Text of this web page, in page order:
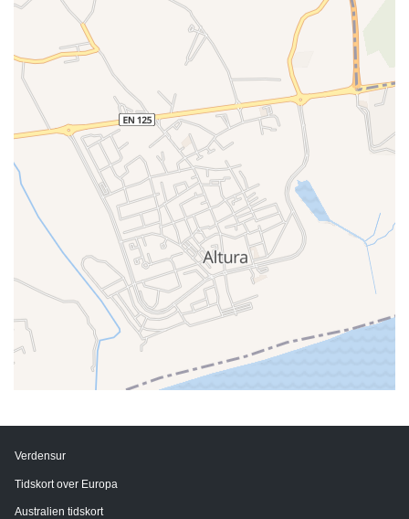
Verdensur
Tidskort over Europa
Australien tidskort